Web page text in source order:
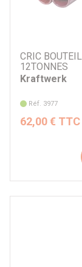
CRIC
12TONNES
Kraftwerk
Réf. 3977
62,00 € TTC